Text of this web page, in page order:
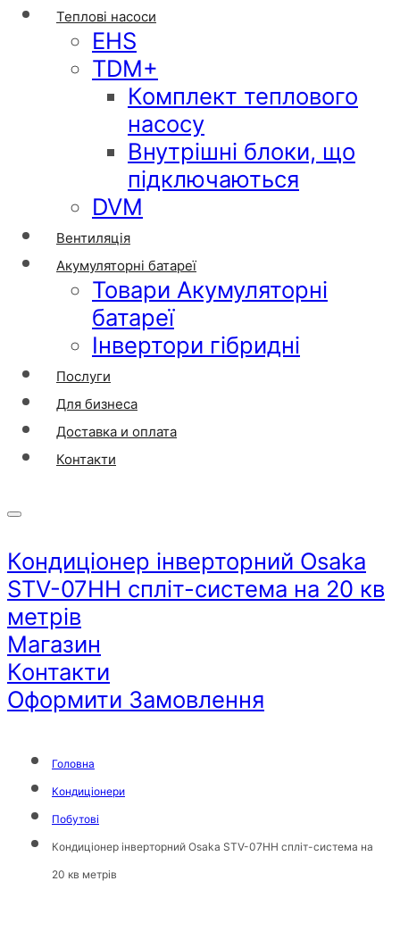
Теплові насоси
EHS
TDM+
Комплект теплового
насосу
Внутрішні блоки, що
підключаються
DVM
Вентиляція
Акумуляторні батареї
Товари Акумуляторні
батареї
Інвертори гібридні
Послуги
Для бизнеса
Доставка и оплата
Контакти
Кондиціонер інверторний Osaka
STV-07HH спліт-система на 20 кв
метрів
Магазин
Контакти
Оформити Замовлення
Головна
Кондиціонери
Побутові
Кондиціонер інверторний Osaka STV-07HH спліт-система на
20 кв метрів